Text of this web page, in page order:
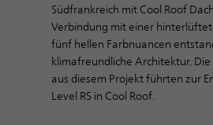
Südfrankreich mit Cool Roof
Verbindung mit einer
fünf hellen Farbnuancen
klimafreundliche Architektur.
aus diesem Projekt führten zur
Level RS in Cool Roof.